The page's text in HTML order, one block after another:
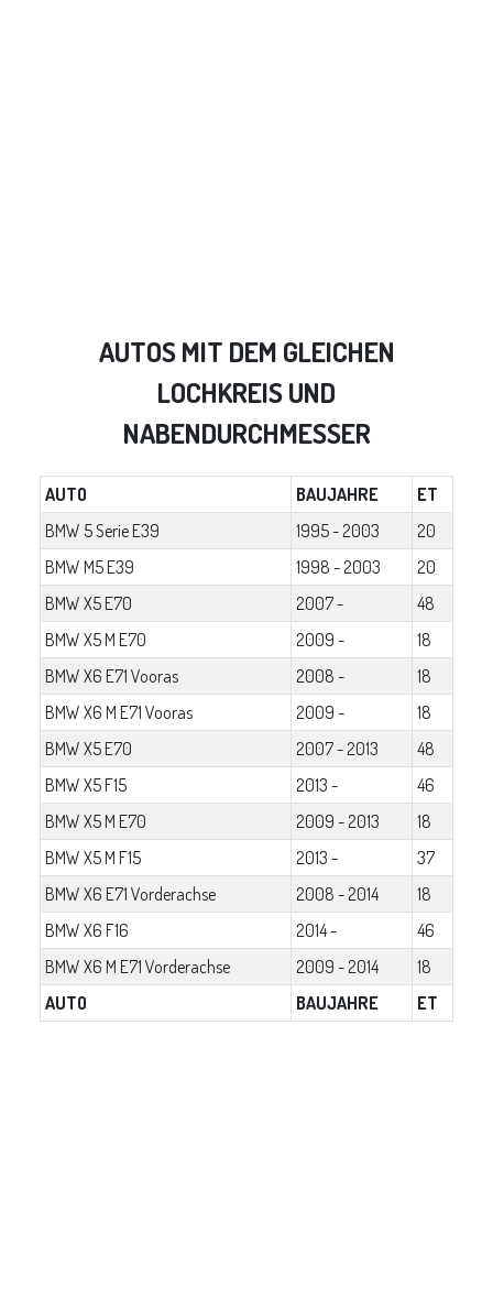
AUTOS MIT DEM GLEICHEN
LOCHKREIS UND
NABENDURCHMESSER
AUTO BAUJAHRE
ET
BMW 5 Serie E39
1995 - 2003
20
BMW M5 E39
1998 - 2003
20
BMW X5 E70
2007 -
48
BMW X5 M E70
2009 -
18
BMW X6 E71 Vooras
2008 -
18
BMW X6 M E71 Vooras
2009 -
18
BMW X5 E70
2007 - 2013
48
BMW X5 F15
2013 -
46
BMW X5 M E70
2009 - 2013
18
BMW X5 M F15
2013 -
37
BMW X6 E71 Vorderachse
2008 - 2014
18
BMW X6 F16
2014 -
46
BMW X6 M E71 Vorderachse
2009 - 2014
18
AUTO
BAUJAHRE ET